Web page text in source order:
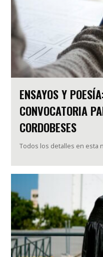
ENSAYOS Y
CONVOCATORIA
CORDOBESES
Todos los detalles en esta